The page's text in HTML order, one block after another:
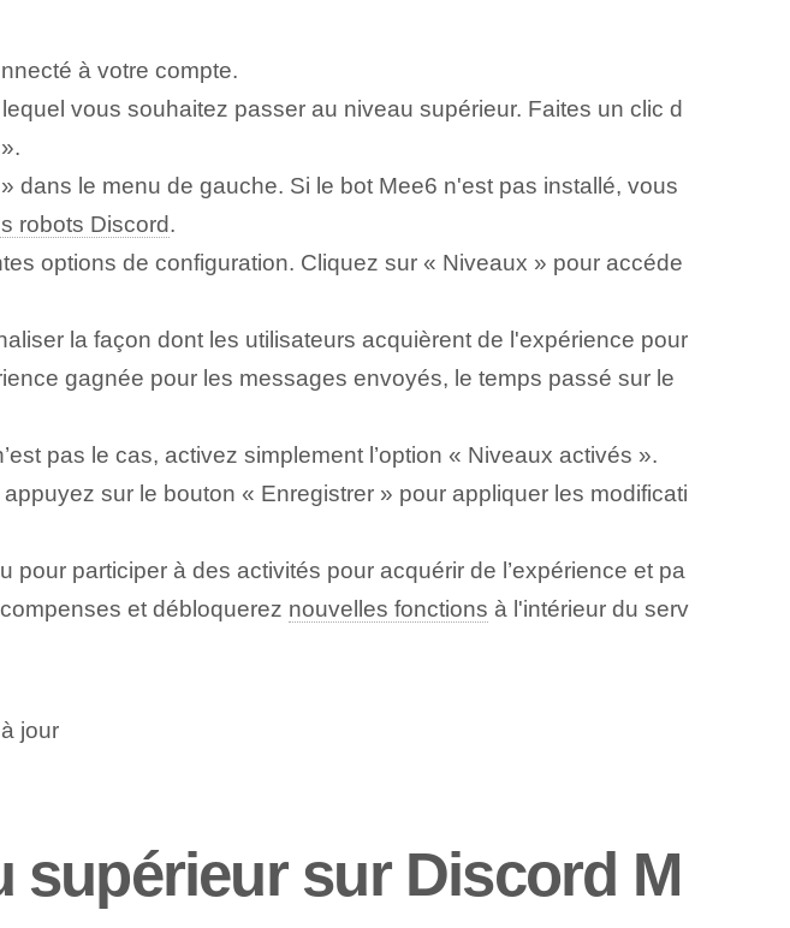
à votre compte.
vous souhaitez passer au niveau supérieur. Faites un clic d
dans le menu de gauche. Si le bot Mee6 n'est pas installé, vous
robots Discord.
options de configuration. Cliquez sur « Niveaux » pour accéde
la façon dont les utilisateurs acquièrent de l'expérience pour
gagnée pour les messages envoyés, le temps passé sur le
pas le cas, activez simplement l’option « Niveaux activés ».
sur le bouton « Enregistrer » pour appliquer les modificati
pour participer à des activités pour acquérir de l’expérience et pa
et débloquerez nouvelles fonctions à l'intérieur du serv
jour
supérieur sur Discord M